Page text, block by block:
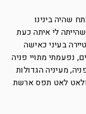
שהיה בינינו
לי איתה כעת
בעיני כאישה
נפעמתי מתויי פניה
מעיניה הגדולות
לאט תפס ארשת